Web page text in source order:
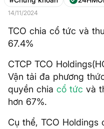
14/11/2024
TCO chia cổ tức và
67.4%
CTCP TCO
Vận tải đa phương
quyền chia cổ tức và
hơn 67%.
Cụ thể, TCO Holdings